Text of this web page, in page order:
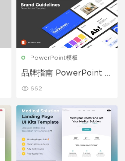
PowerPoint模板
品牌指南 PowerPoint 演
662